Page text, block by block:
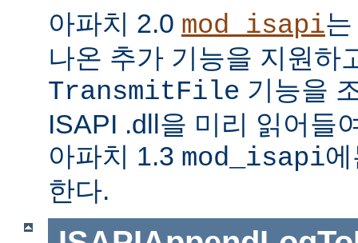
아파치 2.0 mod_isapi
나온 추가 기능을 지원하
TransmitFile 기능을
ISAPI .dll을 미리 읽어들
아파치 1.3 mod_isapi
한다.